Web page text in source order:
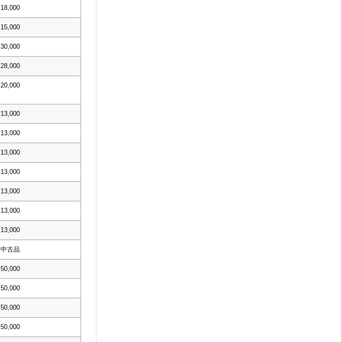
18,000
15,000
30,000
28,000
20,000
13,000
13,000
13,000
13,000
13,000
13,000
13,000
中古品
50,000
50,000
50,000
50,000